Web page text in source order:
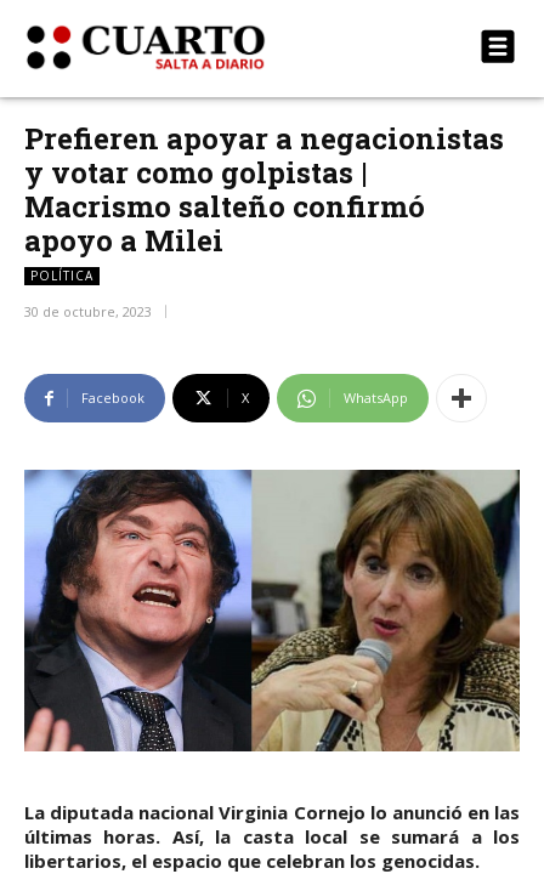
Prefieren apoyar a negacionistas
y votar como golpistas |
Macrismo salteño confirmó
apoyo a Milei
POLÍTICA
30 de octubre, 2023
Facebook X WhatsApp
La diputada nacional Virginia Cornejo lo anunció en las
últimas horas. Así, la casta local se sumará a los
libertarios, el espacio que celebran los genocidas.